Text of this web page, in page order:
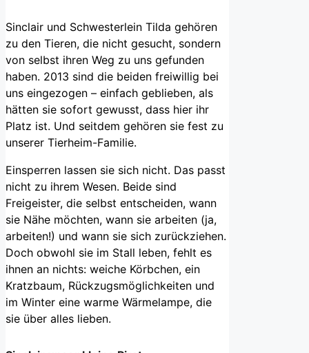
Sinclair und Schwesterlein Tilda gehören
zu den Tieren, die nicht gesucht, sondern
von selbst ihren Weg zu uns gefunden
haben. 2013 sind die beiden freiwillig bei
uns eingezogen – einfach geblieben, als
hätten sie sofort gewusst, dass hier ihr
Platz ist. Und seitdem gehören sie fest zu
unserer Tierheim-Familie.
Einsperren lassen sie sich nicht. Das passt
nicht zu ihrem Wesen. Beide sind
Freigeister, die selbst entscheiden, wann
sie Nähe möchten, wann sie arbeiten (ja,
arbeiten!) und wann sie sich zurückziehen.
Doch obwohl sie im Stall leben, fehlt es
ihnen an nichts: weiche Körbchen, ein
Kratzbaum, Rückzugsmöglichkeiten und
im Winter eine warme Wärmelampe, die
sie über alles lieben.